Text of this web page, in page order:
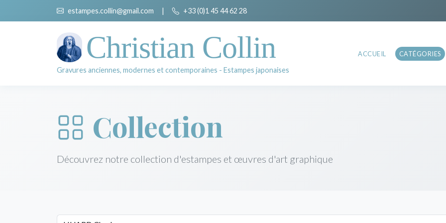
estampes.collin@gmail.com | +33 (0)1 45 44 62 28
Christian Collin
Gravures anciennes, modernes et contemporaines - Estampes japonaises
ACCUEIL CATÉGORIES
Collection
Découvrez notre collection d'estampes et œuvres d'art graphique